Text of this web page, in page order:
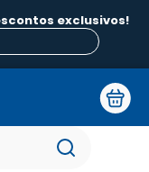
exclusivos!